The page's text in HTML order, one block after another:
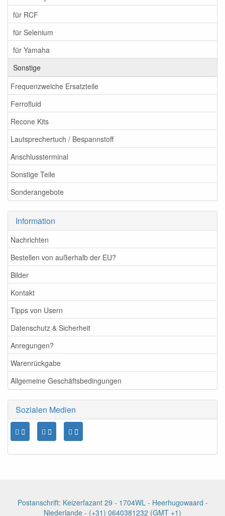
für RCF
für Selenium
für Yamaha
Sonstige
Frequenzweiche Ersatzteile
Ferrofluid
Recone Kits
Lautsprechertuch / Bespannstoff
Anschlussterminal
Sonstige Teile
Sonderangebote
Information
Nachrichten
Bestellen von außerhalb der EU?
Bilder
Kontakt
Tipps von Usern
Datenschutz & Sicherheit
Anregungen?
Warenrückgabe
Allgemeine Geschäftsbedingungen
Sozialen Medien
Postanschrift: Keizerfazant 29 - 1704WL - Heerhugowaard -
Niederlande - (+31) 0640381232 (GMT +1)